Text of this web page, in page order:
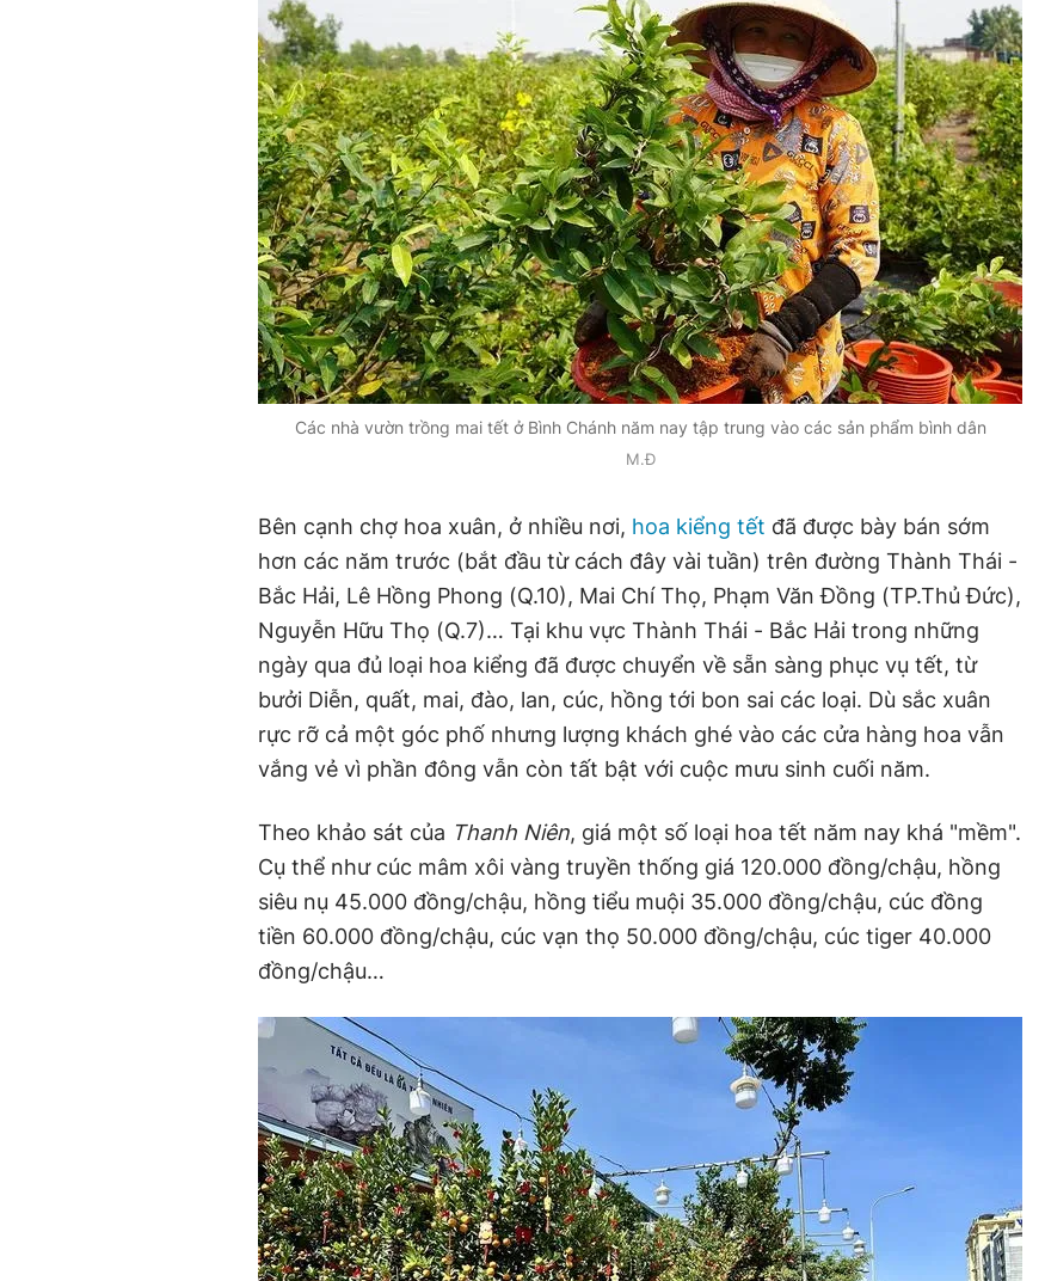
Các nhà vườn trồng mai tết ở Bình Chánh năm nay tập trung vào các sản phẩm bình dân
M.Đ
Bên cạnh chợ hoa xuân, ở nhiều nơi, hoa kiểng tết đã được bày bán sớm
hơn các năm trước (bắt đầu từ cách đây vài tuần) trên đường Thành Thái -
Bắc Hải, Lê Hồng Phong (Q.10), Mai Chí Thọ, Phạm Văn Đồng (TP.Thủ Đức),
Nguyễn Hữu Thọ (Q.7)… Tại khu vực Thành Thái - Bắc Hải trong những
ngày qua đủ loại hoa kiểng đã được chuyển về sẵn sàng phục vụ tết, từ
bưởi Diễn, quất, mai, đào, lan, cúc, hồng tới bon sai các loại. Dù sắc xuân
rực rỡ cả một góc phố nhưng lượng khách ghé vào các cửa hàng hoa vẫn
vắng vẻ vì phần đông vẫn còn tất bật với cuộc mưu sinh cuối năm.
Theo khảo sát của Thanh Niên, giá một số loại hoa tết năm nay khá "mềm".
Cụ thể như cúc mâm xôi vàng truyền thống giá 120.000 đồng/chậu, hồng
siêu nụ 45.000 đồng/chậu, hồng tiểu muội 35.000 đồng/chậu, cúc đồng
tiền 60.000 đồng/chậu, cúc vạn thọ 50.000 đồng/chậu, cúc tiger 40.000
đồng/chậu…